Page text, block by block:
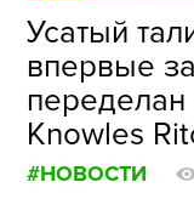
Усатый
впервые
переделан
Knowles
#НОВОСТИ